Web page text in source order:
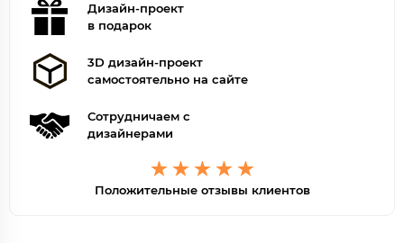
Дизайн-проект
в подарок
3D дизайн-проект
самостоятельно на сайте
Сотрудничаем с
дизайнерами
Положительные отзывы клиентов